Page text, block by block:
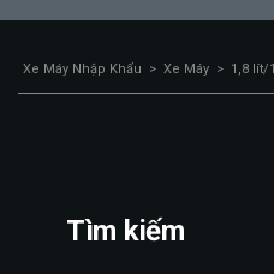
Xe Máy Nhập Khẩu > Xe Máy > 1,8 lít/
Tìm kiếm